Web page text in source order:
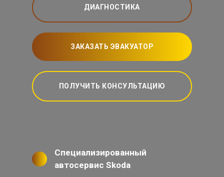
ДИАГНОСТИКА
ЗАКАЗАТЬ ЭВАКУАТОР
ПОЛУЧИТЬ КОНСУЛЬТАЦИЮ
Специализированный
автосервис Skoda